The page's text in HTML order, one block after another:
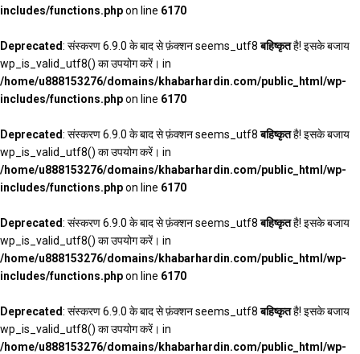
includes/functions.phpon line 6170
Deprecated: संस्करण 6.9.0 के बाद से फ़ंक्शन seems_utf8बहिष्कृतहै! इसके बजाय
wp_is_valid_utf8() का उपयोग करें। in
/home/u888153276/domains/khabarhardin.com/public_html/wp-
includes/functions.phpon line 6170
Deprecated: संस्करण 6.9.0 के बाद से फ़ंक्शन seems_utf8बहिष्कृतहै! इसके बजाय
wp_is_valid_utf8() का उपयोग करें। in
/home/u888153276/domains/khabarhardin.com/public_html/wp-
includes/functions.phpon line 6170
Deprecated: संस्करण 6.9.0 के बाद से फ़ंक्शन seems_utf8बहिष्कृतहै! इसके बजाय
wp_is_valid_utf8() का उपयोग करें। in
/home/u888153276/domains/khabarhardin.com/public_html/wp-
includes/functions.phpon line 6170
Deprecated: संस्करण 6.9.0 के बाद से फ़ंक्शन seems_utf8बहिष्कृतहै! इसके बजाय
wp_is_valid_utf8() का उपयोग करें। in
/home/u888153276/domains/khabarhardin.com/public_html/wp-